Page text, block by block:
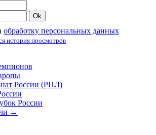
Ok
обработку персональных данных
история просмотров
России (РПЛ)
России
→